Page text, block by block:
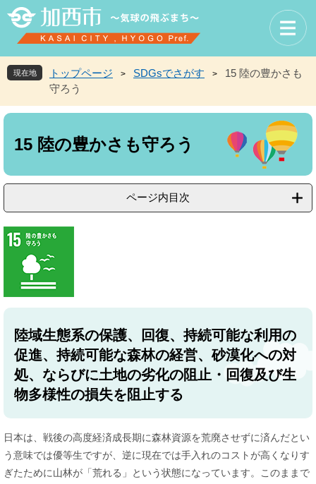
先
頭
す
を
飛
し
へ
現在地 トップページ > SDGsでさがす >
15 陸の豊かさも
守ろう
本
15 陸の豊かさも守ろう
ページ内目次
陸域生態系の保護、回復、持続可能な利用の
促進、持続可能な森林の経営、砂漠化への対
処、ならびに土地の劣化の阻止・回復及び生
物多様性の損失を阻止する
日本は、戦後の高度経済成長期に森林資源を荒廃させずに済んだとい
う意味では優等生ですが、逆に現在では手入れのコストが高くなりす
ぎたために山林が「荒れる」という状態になっています。このままで